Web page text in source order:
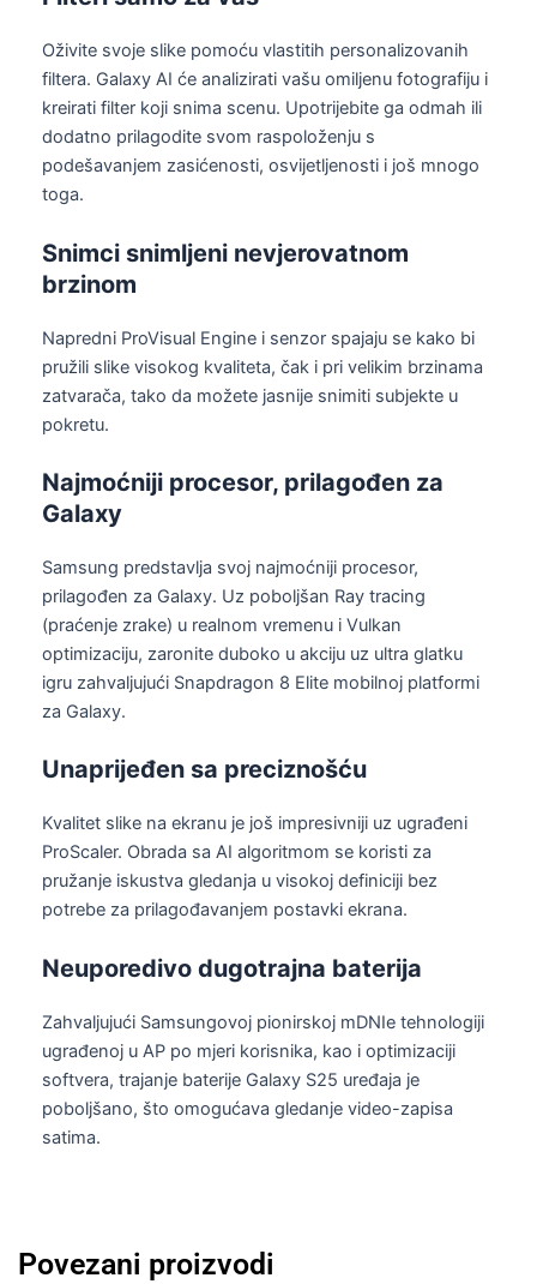
Oživite svoje slike pomoću vlastitih personalizovanih
filtera. Galaxy AI će analizirati vašu omiljenu fotografiju i
kreirati filter koji snima scenu. Upotrijebite ga odmah ili
dodatno prilagodite svom raspoloženju s
podešavanjem zasićenosti, osvijetljenosti i još mnogo
toga.
Snimci snimljeni nevjerovatnom
brzinom
Napredni ProVisual Engine i senzor spajaju se kako bi
pružili slike visokog kvaliteta, čak i pri velikim brzinama
zatvarača, tako da možete jasnije snimiti subjekte u
pokretu.
Najmoćniji procesor, prilagođen za
Galaxy
Samsung predstavlja svoj najmoćniji procesor,
prilagođen za Galaxy. Uz poboljšan Ray tracing
(praćenje zrake) u realnom vremenu i Vulkan
optimizaciju, zaronite duboko u akciju uz ultra glatku
igru ​​zahvaljujući Snapdragon 8 Elite mobilnoj platformi
za Galaxy.
Unaprijeđen sa preciznošću
Kvalitet slike na ekranu je još impresivniji uz ugrađeni
ProScaler. Obrada sa AI algoritmom se koristi za
pružanje iskustva gledanja u visokoj definiciji bez
potrebe za prilagođavanjem postavki ekrana.
Neuporedivo dugotrajna baterija
Zahvaljujući Samsungovoj pionirskoj mDNIe tehnologiji
ugrađenoj u AP po mjeri korisnika, kao i optimizaciji
softvera, trajanje baterije Galaxy S25 uređaja je
poboljšano, što omogućava gledanje video-zapisa
satima.
Povezani proizvodi